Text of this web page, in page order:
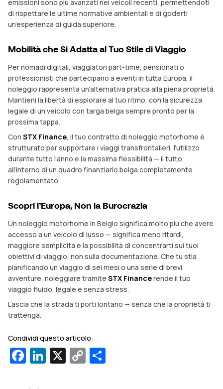
emissioni sono più avanzati nei veicoli recenti, permettendoti
di rispettare le ultime normative ambientali e di goderti
un’esperienza di guida superiore.
Mobilità che Si Adatta al Tuo Stile di Viaggio
Per nomadi digitali, viaggiatori part-time, pensionati o
professionisti che partecipano a eventi in tutta Europa, il
noleggio rappresenta un’alternativa pratica alla piena proprietà.
Mantieni la libertà di esplorare al tuo ritmo, con la sicurezza
legale di un veicolo con targa belga sempre pronto per la
prossima tappa.
Con STX Finance, il tuo contratto di noleggio motorhome è
strutturato per supportare i viaggi transfrontalieri, l’utilizzo
durante tutto l’anno e la massima flessibilità — il tutto
all’interno di un quadro finanziario belga completamente
regolamentato.
Scopri l’Europa, Non la Burocrazia
Un noleggio motorhome in Belgio significa molto più che avere
accesso a un veicolo di lusso — significa meno ritardi,
maggiore semplicità e la possibilità di concentrarti sui tuoi
obiettivi di viaggio, non sulla documentazione. Che tu stia
pianificando un viaggio di sei mesi o una serie di brevi
avventure, noleggiare tramite STX Financerende il tuo
viaggio fluido, legale e senza stress.
Lascia che la strada ti porti lontano — senza che la proprietà ti
trattenga.
Condividi questo articolo:
Facebook
LinkedIn
X Copy